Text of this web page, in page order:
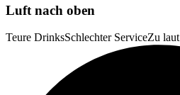
Luft nach oben
Teure DrinksSchlechter ServiceZu laut